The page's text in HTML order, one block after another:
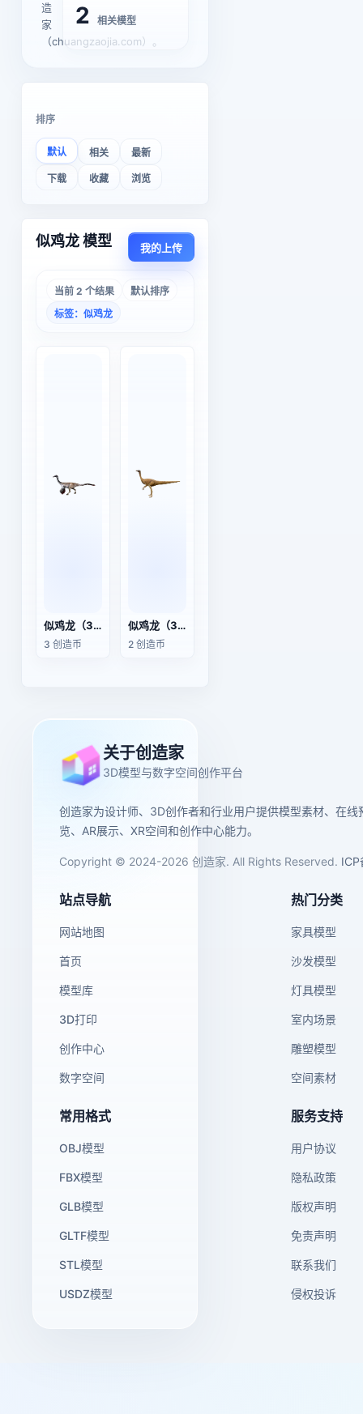
造
家
（chuangzaojia.com）。
2 相关模型
排序
默认 相关 最新
下载 收藏 浏览
似鸡龙 模型 我的上传
当前 2 个结果
默认排序
标签：似鸡龙
似鸡龙（3D动画模型）
3 创造币
似鸡龙（3D动画模型）
2 创造币
关于创造家
3D模型与数字空间创作平台
创造家为设计师、3D创作者和行业用户提供模型素材、在线
览、AR展示、XR空间和创作中心能力。
Copyright © 2024-2026 创造家. All Rights Reserved. ICP
站点导航
网站地图
首页
模型库
3D打印
创作中心
数字空间
热门分类
家具模型
沙发模型
灯具模型
室内场景
雕塑模型
空间素材
常用格式
OBJ模型
FBX模型
GLB模型
GLTF模型
STL模型
USDZ模型
服务支持
用户协议
隐私政策
版权声明
免责声明
联系我们
侵权投诉